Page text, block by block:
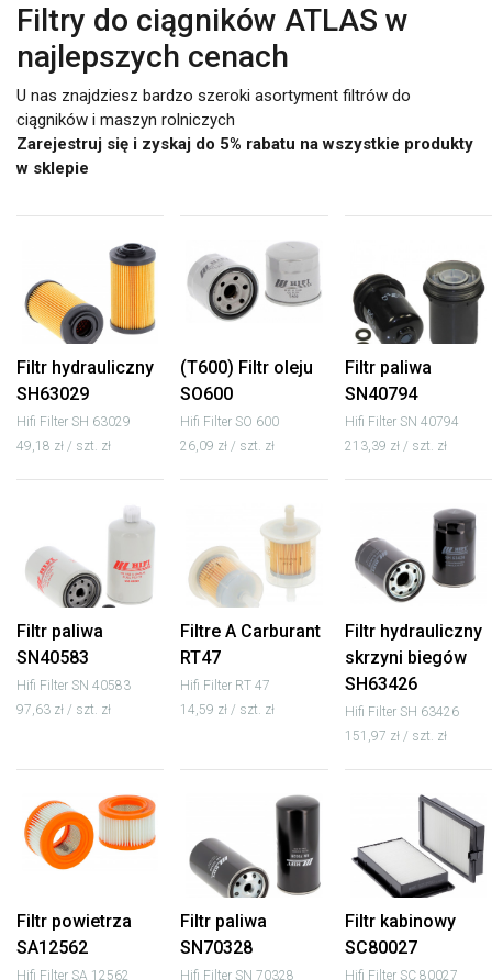
Filtry do ciągników ATLAS w
najlepszych cenach
U nas znajdziesz bardzo szeroki asortyment filtrów do
ciągników i maszyn rolniczych
Zarejestruj się i zyskaj do 5% rabatu na wszystkie produkty
w sklepie
Filtr hydrauliczny
SH63029
Hifi Filter SH 63029
49,18 zł / szt. zł
(T600) Filtr oleju
SO600
Hifi Filter SO 600
26,09 zł / szt. zł
Filtr paliwa
SN40794
Hifi Filter SN 40794
213,39 zł / szt. zł
Filtr paliwa
SN40583
Hifi Filter SN 40583
97,63 zł / szt. zł
Filtre A Carburant
RT47
Hifi Filter RT 47
14,59 zł / szt. zł
Filtr hydrauliczny
skrzyni biegów
SH63426
Hifi Filter SH 63426
151,97 zł / szt. zł
Filtr powietrza
SA12562
Hifi Filter SA 12562
Filtr paliwa
SN70328
Hifi Filter SN 70328
Filtr kabinowy
SC80027
Hifi Filter SC 80027